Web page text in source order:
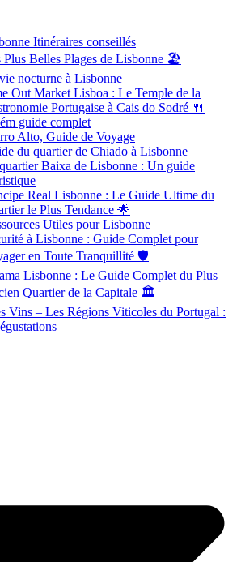
Itinéraires conseillés
Plus Belles Plages de Lisbonne 🏖️
nocturne à Lisbonne
Out Market Lisboa : Le Temple de la
Portugaise à Cais do Sodré 🍴
guide complet
Alto, Guide de Voyage
du quartier de Chiado à Lisbonne
Baixa de Lisbonne : Un guide
Real Lisbonne : Le Guide Ultime du
le Plus Tendance 🌟
Utiles pour Lisbonne
à Lisbonne : Guide Complet pour
en Toute Tranquillité 🛡️
Lisbonne : Le Guide Complet du Plus
Quartier de la Capitale 🏛️
Vins – Les Régions Viticoles du Portugal :